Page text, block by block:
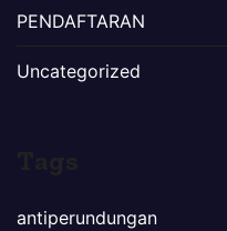
PENDAFTARAN
Uncategorized
antiperundungan